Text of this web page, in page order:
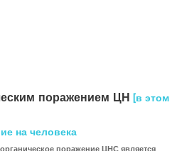
поражением ЦН [в этом
на человека